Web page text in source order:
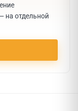
на отдельной